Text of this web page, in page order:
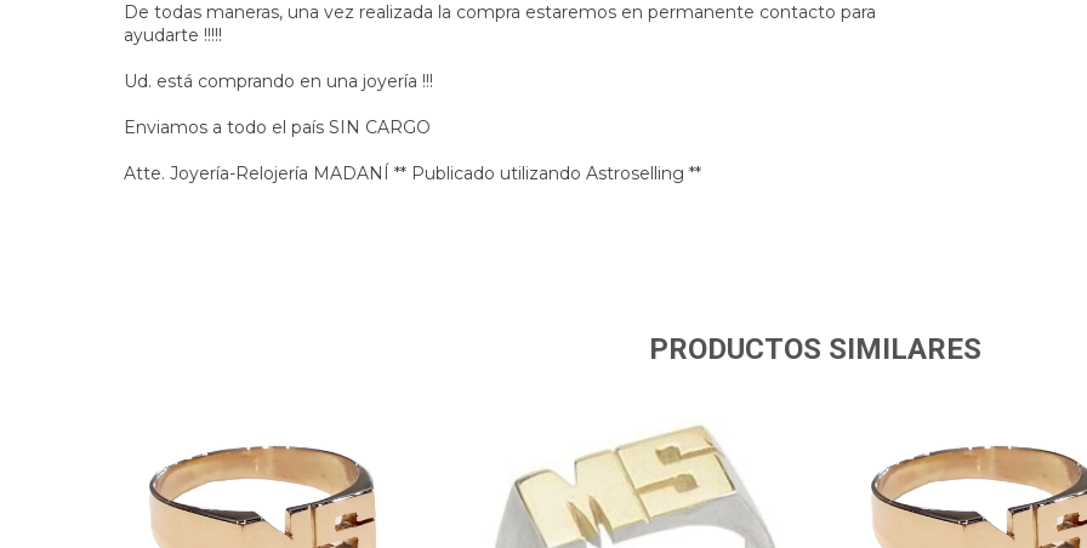
De todas maneras, una vez realizada la compra estaremos en permanente contacto para
ayudarte !!!!!
Ud. está comprando en una joyería !!!
Enviamos a todo el país SIN CARGO
Atte. Joyería-Relojería MADANÍ ** Publicado utilizando Astroselling **
PRODUCTOS SIMILARES